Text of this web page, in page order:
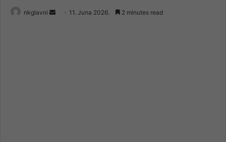
nkglavni
Send 11. Juna 2026. 2 minutes read